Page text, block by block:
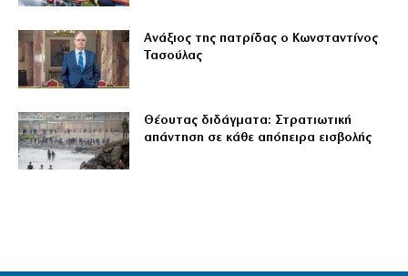
Ανάξιος της πατρίδας ο Κωνσταντίνος
Τασούλας
Θέουτας διδάγματα: Στρατιωτική
απάντηση σε κάθε απόπειρα εισβολής